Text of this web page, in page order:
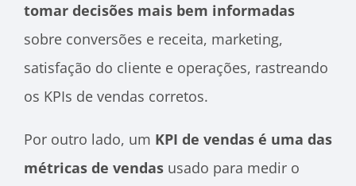
tomar decisões mais bem informadas
sobre conversões e receita, marketing,
satisfação do cliente e operações, rastreando
os KPIs de vendas corretos.
Por outro lado, um KPI de vendas é uma das
métricas de vendas usado para medir o